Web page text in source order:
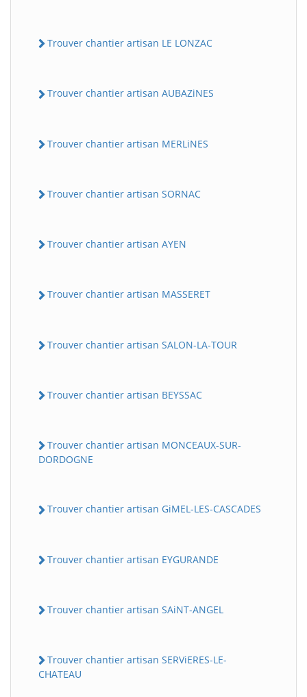
Trouver chantier artisan LE LONZAC
Trouver chantier artisan AUBAZiNES
Trouver chantier artisan MERLiNES
Trouver chantier artisan SORNAC
Trouver chantier artisan AYEN
Trouver chantier artisan MASSERET
Trouver chantier artisan SALON-LA-TOUR
Trouver chantier artisan BEYSSAC
Trouver chantier artisan MONCEAUX-SUR-
DORDOGNE
Trouver chantier artisan GiMEL-LES-CASCADES
Trouver chantier artisan EYGURANDE
Trouver chantier artisan SAiNT-ANGEL
Trouver chantier artisan SERViERES-LE-
CHATEAU